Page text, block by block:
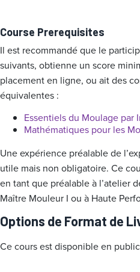
Course Prerequisites
Il est recommandé que le
suivants, obtienne un score
placement en ligne, ou ait des
équivalentes :
Essentiels du Moulage par
Mathématiques pour les
Une expérience préalable de
utile mais non obligatoire. Ce
en tant que préalable à l’atelier
Maître Mouleur I ou à Haute
Options de Format de
Ce cours est disponible en